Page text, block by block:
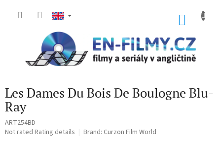
Les Dames Du Bois De Boulogne Blu-
Ray
ART254BD
The
Not rated Rating details Brand: Curzon Film World